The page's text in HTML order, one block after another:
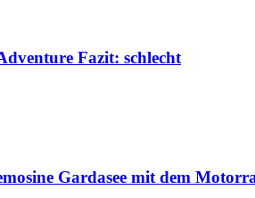
Fazit: schlecht
Gardasee mit dem